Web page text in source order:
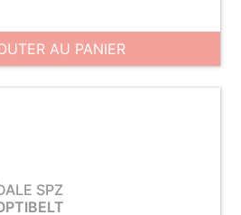
AU PANIER
SPZ